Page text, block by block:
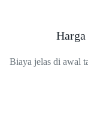
Biaya jelas di awal